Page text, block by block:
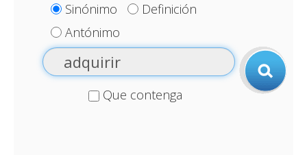
Sinónimo
Definición
Antónimo
Que contenga